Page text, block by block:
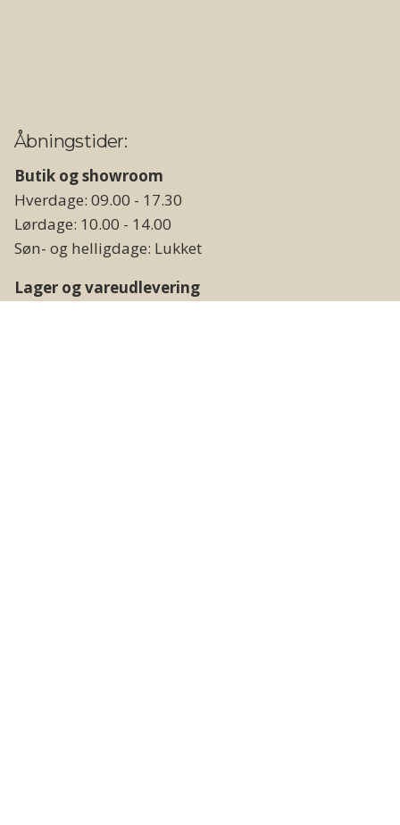
Åbningstider:
Butik og showroom
Hverdage: 09.00 - 17.30
Lørdage: 10.00 - 14.00
Søn- og helligdage: Lukket
Lager og vareudlevering